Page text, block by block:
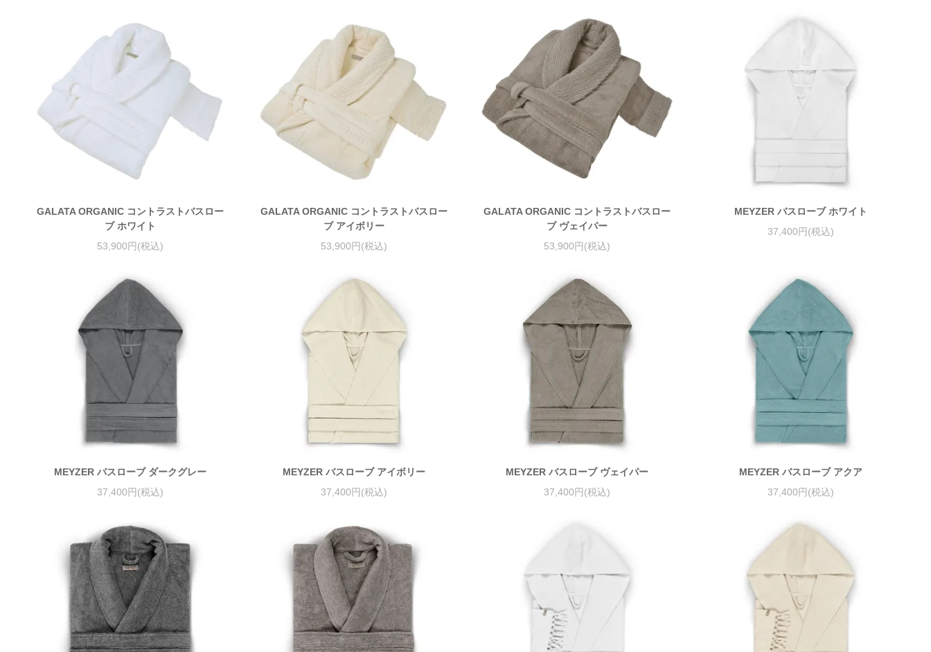
GALATA ORGANIC コントラストバスロー
ブ ホワイト
53,900円(税込)
GALATA ORGANIC コントラストバスロー
ブ アイボリー
53,900円(税込)
GALATA ORGANIC コントラストバスロー
ブ ヴェイパー
53,900円(税込)
MEYZER バスローブ ホワイト
37,400円(税込)
MEYZER バスローブ ダークグレー
37,400円(税込)
MEYZER バスローブ アイボリー
37,400円(税込)
MEYZER バスローブ ヴェイパー
37,400円(税込)
MEYZER バスローブ アクア
37,400円(税込)